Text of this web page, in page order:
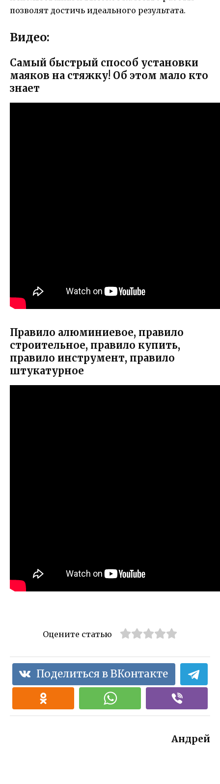
позволят достичь идеального результата.
Видео:
Самый быстрый способ установки
маяков на стяжку! Об этом мало кто
знает
Правило алюминиевое, правило
строительное, правило купить,
правило инструмент, правило
штукатурное
Оцените статью
Поделиться в ВКонтакте
Андрей